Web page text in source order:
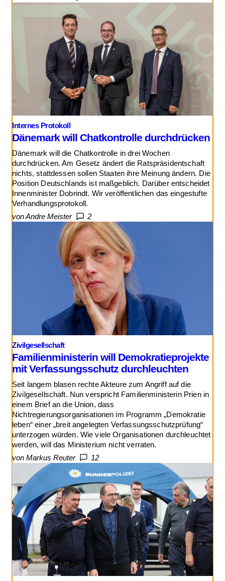
Internes Protokoll
Dänemark will Chatkontrolle durchdrücken
Dänemark will die Chatkontrolle in drei Wochen
durchdrücken. Am Gesetz ändert die Ratspräsidentschaft
nichts, stattdessen sollen Staaten ihre Meinung ändern. Die
Position Deutschlands ist maßgeblich. Darüber entscheidet
Innenminister Dobrindt. Wir veröffentlichen das eingestufte
Verhandlungsprotokoll.
von Andre Meister
2
Zivilgesellschaft
Familienministerin will Demokratieprojekte
mit Verfassungsschutz durchleuchten
Seit langem blasen rechte Akteure zum Angriff auf die
Zivilgesellschaft. Nun verspricht Familienministerin Prien in
einem Brief an die Union, dass
Nichtregierungsorganisationen im Programm „Demokratie
leben“ einer „breit angelegten Verfassungsschutzprüfung“
unterzogen würden. Wie viele Organisationen durchleuchtet
werden, will das Ministerium nicht verraten.
von Markus Reuter
12